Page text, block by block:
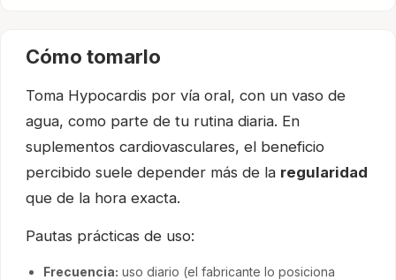
Cómo tomarlo
Toma Hypocardis por vía oral, con un vaso de
agua, como parte de tu rutina diaria. En
suplementos cardiovasculares, el beneficio
percibido suele depender más de la regularidad
que de la hora exacta.
Pautas prácticas de uso:
Frecuencia: uso diario (el fabricante lo posiciona